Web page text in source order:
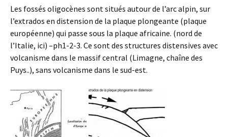
Les fossés oligocènes sont situés autour de l’arc alpin, sur
l’extrados en distension de la plaque plongeante (plaque
européenne) qui passe sous la plaque africaine. (nord de
l’Italie, ici) –ph1-2-3. Ce sont des structures distensives avec
volcanisme dans le massif central (Limagne, chaîne des
Puys..), sans volcanisme dans le sud-est.